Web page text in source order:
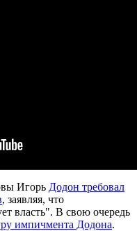
Игорь Додон требовал
, заявляя, что
власть". В свою очередь
импичмента Додона.